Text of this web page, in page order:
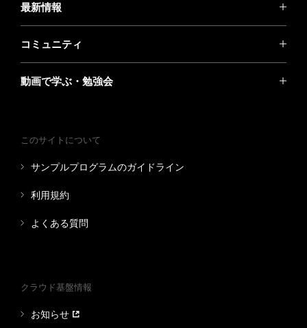
最新情報
コミュニティ
動画で学ぶ・勉強会
このサイトについて
サンプルプログラムのガイドライン
利用規約
よくある質問
クラウド基盤情報
お知らせ